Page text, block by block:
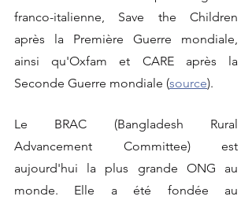
franco-italienne, Save the Children
après la Première Guerre mondiale,
ainsi qu'Oxfam et CARE après la
Seconde Guerre mondiale (source).
Le BRAC (Bangladesh Rural
Advancement Committee) est
aujourd'hui la plus grande ONG au
monde. Elle a été fondée au